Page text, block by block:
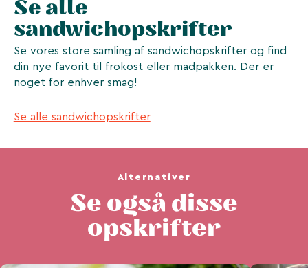
Se alle
sandwichopskrifter
Se vores store samling af sandwichopskrifter og find
din nye favorit til frokost eller madpakken. Der er
noget for enhver smag!
Se alle sandwichopskrifter
Alternativer
Se også disse
opskrifter